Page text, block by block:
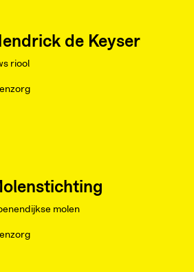
de Keyser
riool
molen